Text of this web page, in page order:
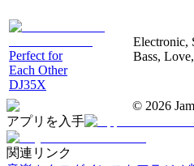
Perfect for
Each Other
DJ35X
Electronic,
Bass,
© 2026
アプリを入手
関連リンク